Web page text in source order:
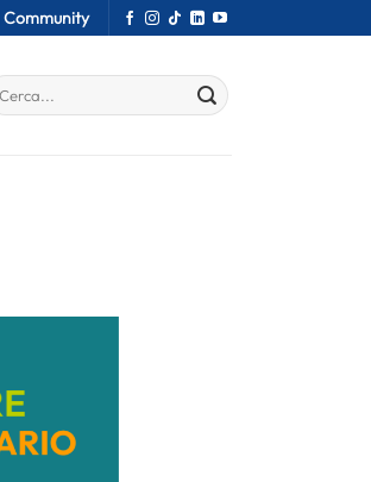
Community